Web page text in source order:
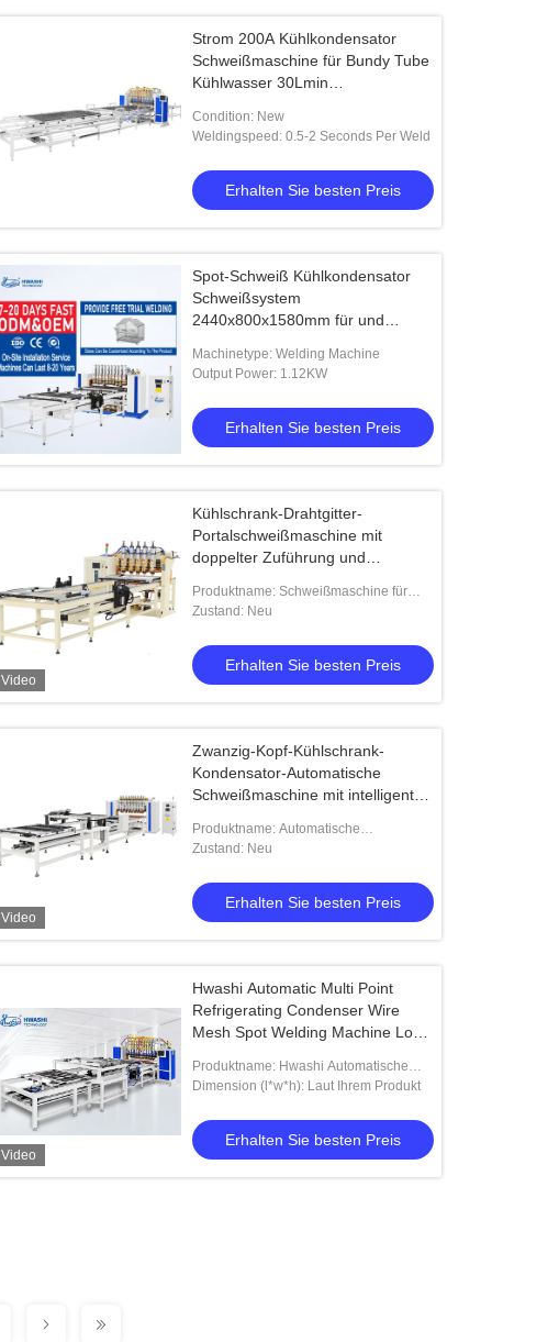
Strom 200A Kühlkondensator
Schweißmaschine für Bundy Tube
Kühlwasser 30Lmin
Montage
Condition: New
Weldingspeed: 0.5-2 Seconds Per Weld
Erhalten Sie besten Preis
Spot-Schweiß Kühlkondensator
Schweißsystem
2440x800x1580mm für und
Machinetype: Welding Machine
Output Power: 1.12KW
Erhalten Sie besten Preis
Video
Kühlschrank-Drahtgitter-
Portalschweißmaschine mit
doppelter Zuführung und
10 Elektroden
Produktname: Schweißmaschine für
Kühlschränke mit Doppelschicht-
Zustand: Neu
Erhalten Sie besten Preis
Video
Zwanzig-Kopf-Kühlschrank-
Kondensator-Automatische
Schweißmaschine mit intelligenter
Kondensatoren
Produktname: Automatische
Schweißmaschine für Kühlschrank
Zustand: Neu
Erhalten Sie besten Preis
Video
Hwashi Automatic Multi Point
Refrigerating Condenser Wire
Mesh Spot Welding Machine Low
Produktname: Hwashi Automatische
Mehrpunkte Kühlkondensator Drahtnetz
Niedrigkohlenstoffstahl
Dimension (l*w*h): Laut Ihrem Produkt
Erhalten Sie besten Preis